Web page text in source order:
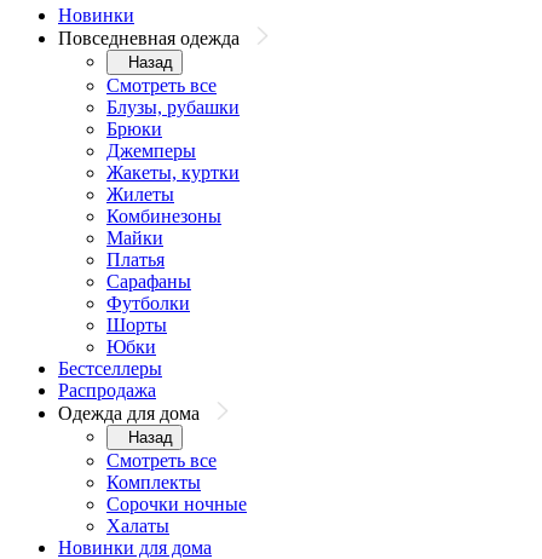
Новинки
Повседневная одежда
Назад
Смотреть все
Блузы, рубашки
Брюки
Джемперы
Жакеты, куртки
Жилеты
Комбинезоны
Майки
Платья
Сарафаны
Футболки
Шорты
Юбки
Бестселлеры
Распродажа
Одежда для дома
Назад
Смотреть все
Комплекты
Сорочки ночные
Халаты
Новинки для дома